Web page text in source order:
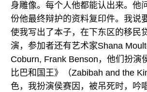
身雕像。每个人他都能认出来。他
份他最终辩护的资料复印件。我说
使我写出了本子，在下东区的移民
演，参加者还有艺术家Shana
Coburn, Frank Benson，他们扮演
比巴和国王》（Zabibah and the
色，我扮演侯赛因，被吊死时，吟